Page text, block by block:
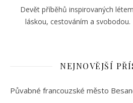
Devět příběhů inspirovaných
láskou, cestováním a svobodou.
NEJNOVĚJŠÍ
Půvabné francouzské město